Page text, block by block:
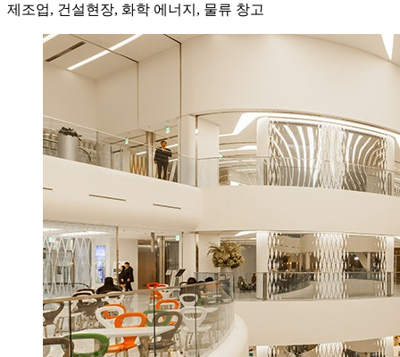
제조업, 건설현장, 화학 에너지, 물류 창고